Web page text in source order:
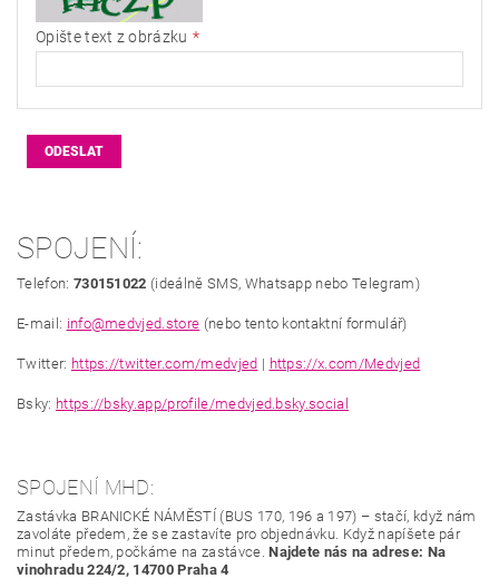
Opište text z obrázku
SPOJENÍ:
Telefon: 730151022 (ideálně SMS, Whatsapp nebo Telegram)
E-mail: info@medvjed.store (nebo tento kontaktní formulář)
Twitter: https://twitter.com/medvjed | https://x.com/Medvjed
Bsky: https://bsky.app/profile/medvjed.bsky.social
SPOJENÍ MHD:
Zastávka BRANICKÉ NÁMĚSTÍ (BUS 170, 196 a 197) – stačí, když nám
zavoláte předem, že se zastavíte pro objednávku. Když napíšete pár
minut předem, počkáme na zastávce.Najdete nás na adrese: Na
vinohradu 224/2, 14700 Praha 4